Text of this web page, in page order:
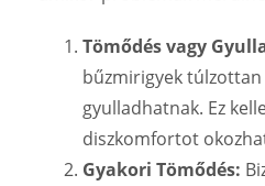
Tömődés vagy
bűzmirigyek
gyulladhatnak. Ez
diszkomfortot
Gyakori Tömődés: